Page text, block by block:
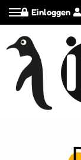
Einloggen